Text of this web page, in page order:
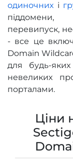
одиночних і
піддомени,
перевипуск,
- все це
Domain
для будь-
невеликих
порталами.
Ціни